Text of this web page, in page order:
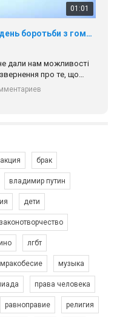
01:01
17 травня IDAHO. Міжнародний день боротьби з гомофобією трансфобією і біфобія.
дали нам можливості
про те, що
зустрінеться, ми
цінності рівності та
підрозділи
Зупинимо насильство проти ЛГБТ в Україні! Stop violence against LGBT in Ukraine!
на конкурс PACT, який
з протидії
акция брак
владимир путин
дети
законотворчество
лгбт
мракобесие музыка
права человека
равноправие религия